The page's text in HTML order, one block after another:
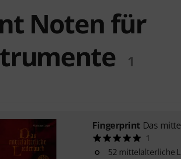
Noten für
1
Fingerprint Das
1
52 mittelalterliche